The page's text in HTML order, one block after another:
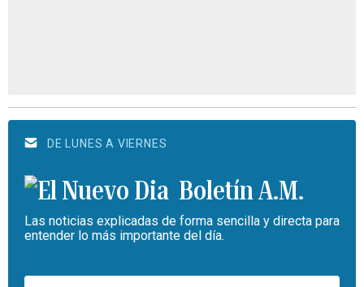
DE LUNES A VIERNES
Boletín A.M.
Las noticias explicadas de forma sencilla y directa para
entender lo más importante del día.